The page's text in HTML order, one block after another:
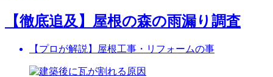
【徹底追及】屋根の森の雨漏り調査
【プロが解説】屋根工事・リフォームの事